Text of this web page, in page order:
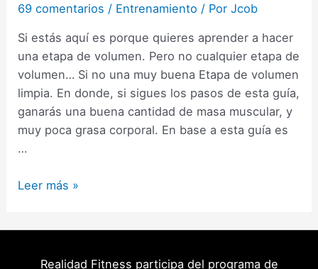
69 comentarios / Entrenamiento / PorJcob
Si estás aquí es porque quieres aprender a hacer
una etapa de volumen. Pero no cualquier etapa de
volumen… Si no una muy buena Etapa de volumen
limpia. En donde, si sigues los pasos de esta guía,
ganarás una buena cantidad de masa muscular, y
muy poca grasa corporal. En base a esta guía es
…
Cómo
Leer más »
Realidad Fitness participa del programa de